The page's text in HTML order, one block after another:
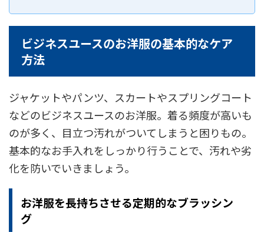
ビジネスユースのお洋服の基本的なケア
方法
ジャケットやパンツ、スカートやスプリングコート
などのビジネスユースのお洋服。着る頻度が高いも
のが多く、目立つ汚れがついてしまうと困りもの。
基本的なお手入れをしっかり行うことで、汚れや劣
化を防いでいきましょう。
お洋服を長持ちさせる定期的なブラッシン
グ